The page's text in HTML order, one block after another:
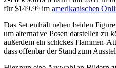
für $149.99 im amerikanischen
Das Set enthält neben beiden
um alternative Posen darstellen zu
außerdem ein schickes Flammen-
dass offenbar der Stand zum